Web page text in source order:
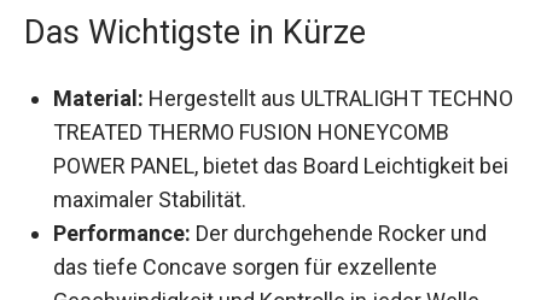
Das Wichtigste in Kürze
Material: Hergestellt aus ULTRALIGHT
TECHNO TREATED THERMO FUSION
HONEYCOMB POWER PANEL, bietet das Board
Leichtigkeit bei maximaler Stabilität.
Performance:Der durchgehende Rocker und